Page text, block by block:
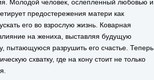
Молодой человек, ослепленный любовью и
предостережения матери как
его во взрослую жизнь. Коварная
на жениха, выставляя будущую
пытающуюся разрушить его счастье. Теперь
схватку, где на кону стоит не только